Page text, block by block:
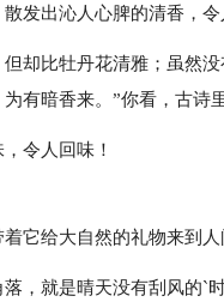
发出沁人心脾的清香，令
却比牡丹花清雅；虽然
有暗香来。”你看，古诗
令人回味！
它给大自然的礼物来到人
，就是晴天没有刮风的`